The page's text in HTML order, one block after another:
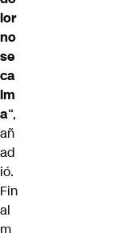
lor
no
se
ca
lm
a“,
añ
ad
ió.
Fin
al
m